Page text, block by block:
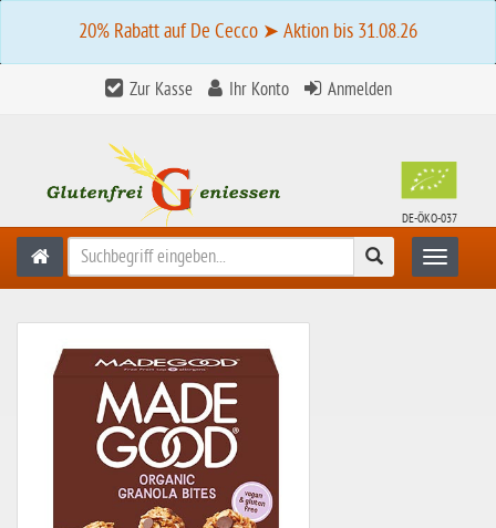
20% Rabatt auf De Cecco ➤ Aktion bis 31.08.26
Zur Kasse Ihr Konto Anmelden
DE-ÖKO-037
Suchen Toggle